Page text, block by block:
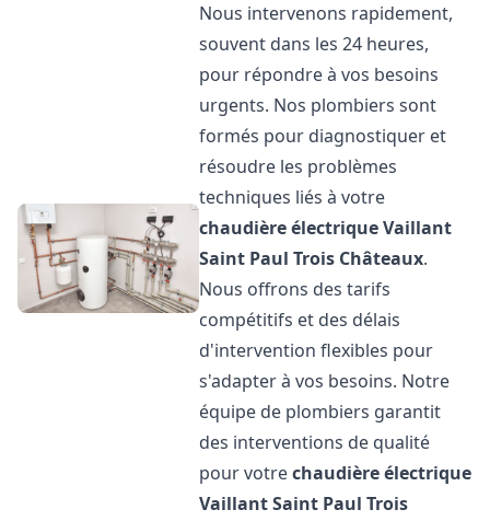
Nous intervenons rapidement,
souvent dans les 24 heures,
pour répondre à vos besoins
urgents. Nos plombiers sont
formés pour diagnostiquer et
résoudre les problèmes
techniques liés à votre
chaudière électrique Vaillant
Saint Paul Trois Châteaux.
Nous offrons des tarifs
compétitifs et des délais
d'intervention flexibles pour
s'adapter à vos besoins. Notre
équipe de plombiers garantit
des interventions de qualité
pour votrechaudière électrique
VaillantSaint Paul Trois